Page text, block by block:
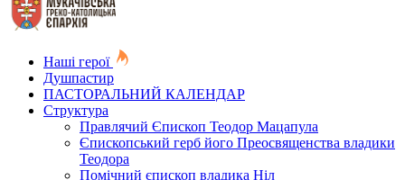
Наші герої
Душпастир
ПАСТОРАЛЬНИЙ КАЛЕНДАР
Структура
Правлячий Єпископ Теодор Мацапула
Єпископський герб його Преосвященства владики
Теодора
Помічний єпископ владика Ніл